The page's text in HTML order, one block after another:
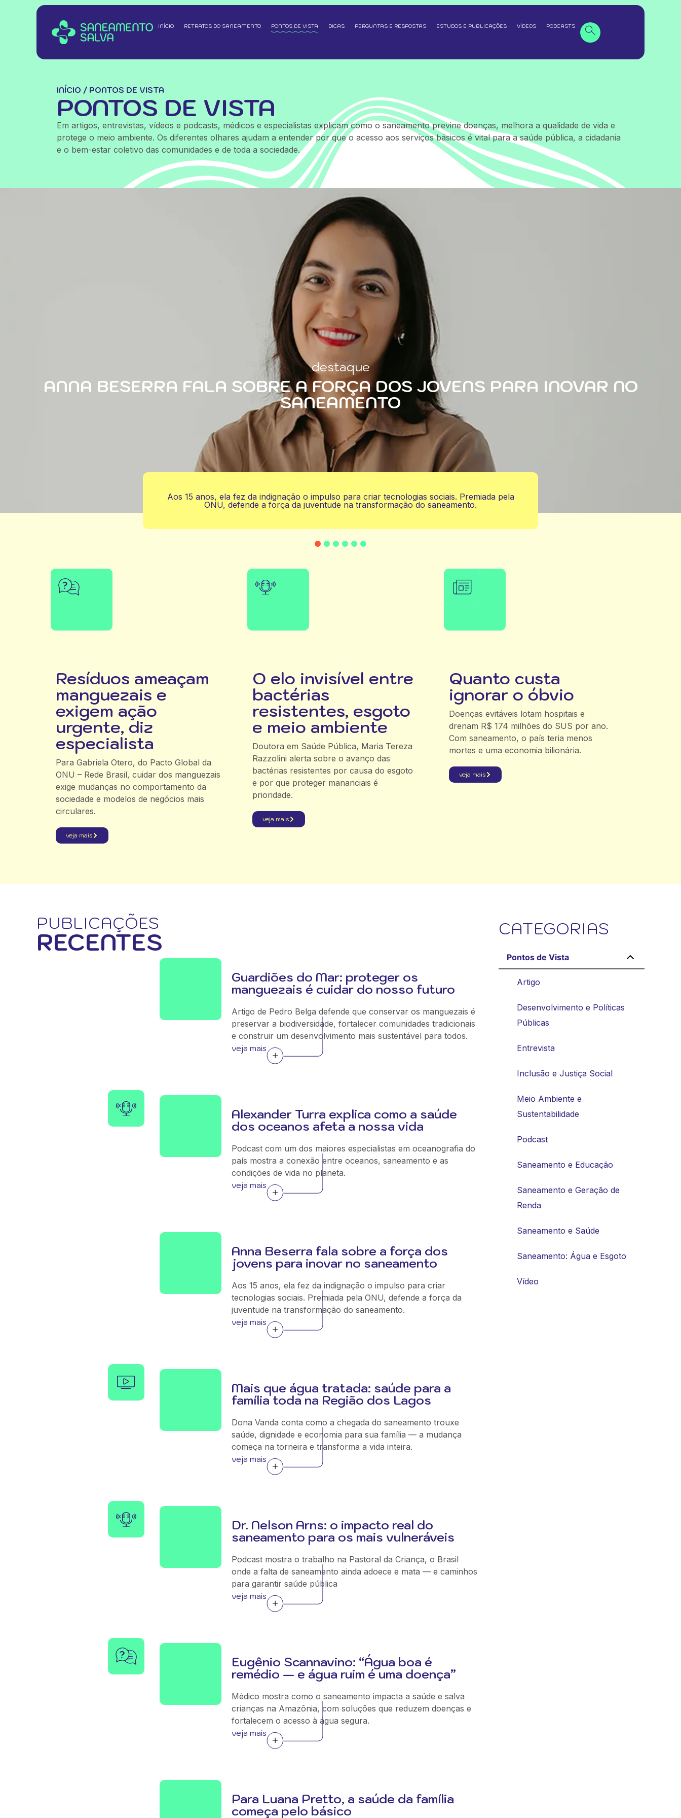
INÍCIO RETRATOS DO SANEAMENTO PONTOS DE VISTA DICAS PERGUNTAS E RESPOSTAS ESTUDOS E PUBLICAÇÕES VÍDEOS PODCASTS
INÍCIO / PONTOS DE VISTA
PONTOS DE VISTA
Em artigos, entrevistas, vídeos e podcasts, médicos e especialistas explicam como o saneamento previne doenças, melhora a qualidade de vida e
protege o meio ambiente. Os diferentes olhares ajudam a entender por que o acesso aos serviços básicos é vital para a saúde pública, a cidadania
e o bem-estar coletivo das comunidades e de toda a sociedade.
destaque
ANNA BESERRA FALA SOBRE A FORÇA DOS JOVENS PARA INOVAR NO
SANEAMENTO
Aos 15 anos, ela fez da indignação o impulso para criar tecnologias sociais. Premiada pela
ONU, defende a força da juventude na transformação do saneamento.
4 5 6
Resíduos ameaçam
manguezais e
exigem ação
urgente, diz
especialista
Para Gabriela Otero, do Pacto Global da
ONU – Rede Brasil, cuidar dos manguezais
exige mudanças no comportamento da
sociedade e modelos de negócios mais
circulares.
veja mais
O elo invisível entre
bactérias
resistentes, esgoto
e meio ambiente
Doutora em Saúde Pública, Maria Tereza
Razzolini alerta sobre o avanço das
bactérias resistentes por causa do esgoto
e por que proteger mananciais é
prioridade.
veja mais
Quanto custa
ignorar o óbvio
Doenças evitáveis lotam hospitais e
drenam R$ 174 milhões do SUS por ano.
Com saneamento, o país teria menos
mortes e uma economia bilionária.
veja mais
PUBLICAÇÕES
RECENTES
Guardiões do Mar: proteger os
manguezais é cuidar do nosso futuro
Artigo de Pedro Belga defende que conservar os manguezais é
preservar a biodiversidade, fortalecer comunidades tradicionais
e construir um desenvolvimento mais sustentável para todos.
veja mais
Alexander Turra explica como a saúde
dos oceanos afeta a nossa vida
Podcast com um dos maiores especialistas em oceanografia do
país mostra a conexão entre oceanos, saneamento e as
condições de vida no planeta.
veja mais
Anna Beserra fala sobre a força dos
jovens para inovar no saneamento
Aos 15 anos, ela fez da indignação o impulso para criar
tecnologias sociais. Premiada pela ONU, defende a força da
juventude na transformação do saneamento.
veja mais
Mais que água tratada: saúde para a
família toda na Região dos Lagos
Dona Vanda conta como a chegada do saneamento trouxe
saúde, dignidade e economia para sua família — a mudança
começa na torneira e transforma a vida inteira.
veja mais
Dr. Nelson Arns: o impacto real do
saneamento para os mais vulneráveis
Podcast mostra o trabalho na Pastoral da Criança, o Brasil
onde a falta de saneamento ainda adoece e mata — e caminhos
para garantir saúde pública
veja mais
Eugênio Scannavino: “Água boa é
remédio — e água ruim é uma doença”
Médico mostra como o saneamento impacta a saúde e salva
crianças na Amazônia, com soluções que reduzem doenças e
fortalecem o acesso à água segura.
veja mais
Para Luana Pretto, a saúde da família
começa pelo básico
CATEGORIAS
Pontos de Vista
Artigo
Desenvolvimento e Políticas
Públicas
Entrevista
Inclusão e Justiça Social
Meio Ambiente e
Sustentabilidade
Podcast
Saneamento e Educação
Saneamento e Geração de
Renda
Saneamento e Saúde
Saneamento: Água e Esgoto
Vídeo